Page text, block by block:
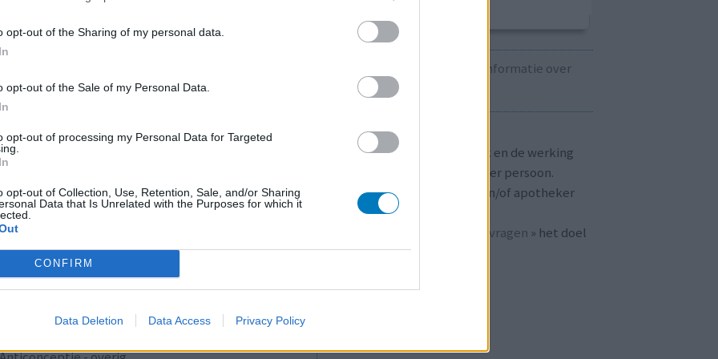
opt-out of the Sharing of my personal data.
opt-out of the Sale of my Personal Data.
opt-out of processing my Personal Data for Targeted
opt-out of Collection, Use, Retention, Sale, and/or Sharing
Data that Is Unrelated with the Purposes for which it
CONFIRM
Data Deletion Data Access Privacy Policy
Bloeddruk - betablokkers
Antibiotica - urineweginfectie
Depressie - antidepressiva TCA
Depressie - antidepressiva overig
Anticonceptie - eenfase
Psychose / schizofrenie - antipsychotica
Depressie - antidepressiva SSRI
Antibiotica - penicillines breedspectrum
Diabetes (suikerziekte) - orale middelen
Kijk hier voor informatie over
LET OP!
Ervaringen zijn persoonlijk en de werking
van medicijnen verschilt per persoon.
Raadpleeg altijd uw arts en/of apotheker
voor passend advies.
veelgestelde vragen » het doel
vanmijnmedicijn.nl